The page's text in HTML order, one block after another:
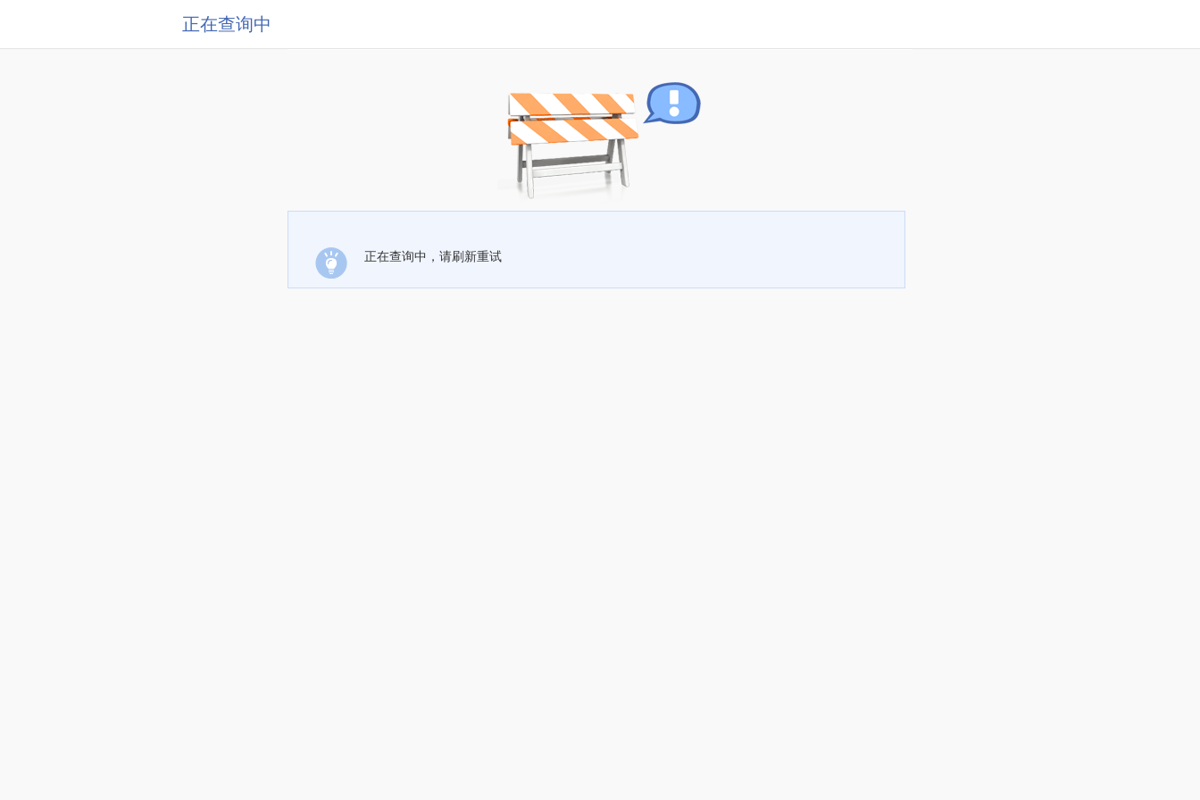
正在查询中
正在查询中，请刷新重试